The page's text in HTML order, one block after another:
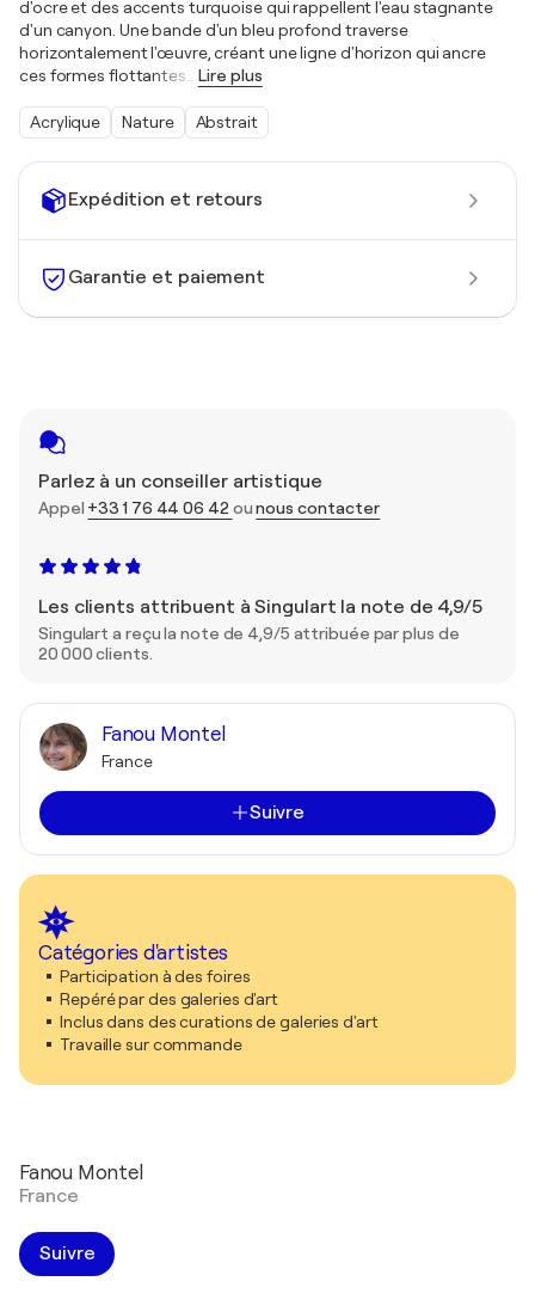
Expédition et retours
Garantie et paiement
Parlez à un conseiller artistique
Appel +33 1 76 44 06 42 ounous contacter
Les clients attribuent à Singulart la note de 4,9/5
Singulart a reçu la note de 4,9/5 attribuée par plus de
20 000 clients.
Fanou Montel
France
Suivre
Catégories d'artistes
Participation à des foires
Repéré par des galeries d'art
Inclus dans des curations de galeries d'art
Travaille sur commande
d'ocre et des accents turquoise qui rappellent l'eau stagnante
d'un canyon. Une bande d'un bleu profond traverse
horizontalement l'œuvre, créant une ligne d'horizon qui ancre
ces formes flottantes
Lire plus
Acrylique Nature Abstrait
Fanou Montel
France
Suivre